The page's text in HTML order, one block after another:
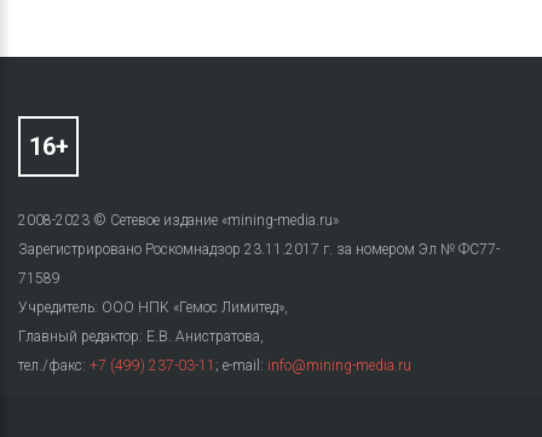
2008-2023 © Сетевое издание «mining-media.ru»
Зарегистрировано Роскомнадзор 23.11.2017 г. за номером Эл № ФС77-
71589
Учредитель: ООО НПК «Гемос Лимитед»,
Главный редактор: Е.В. Анистратова,
тел./факс: +7 (499) 237-03-11 ; e-mail: info@mining-media.ru